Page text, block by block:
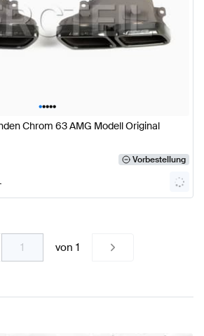
•••••
Chrom 63 AMG Modell Original
Vorbestellung
von1